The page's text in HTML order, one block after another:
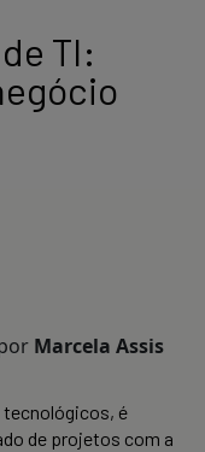
TI:
Marcela Assis
tecnológicos, é
de projetos com a